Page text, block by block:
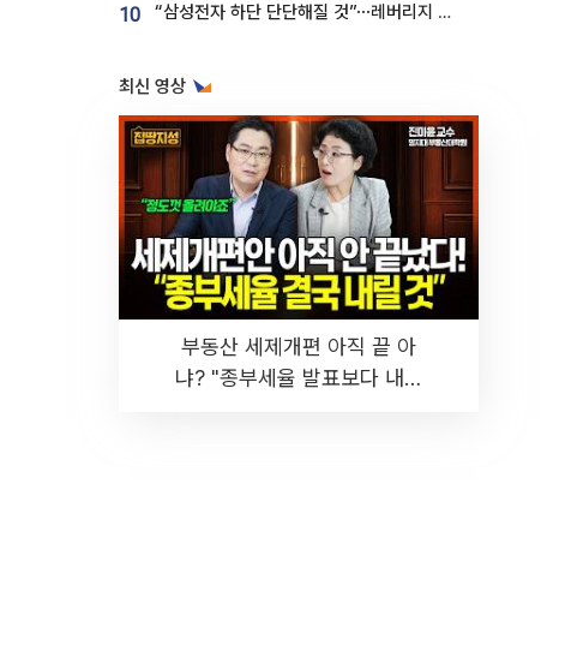
10 “삼성전자 하단 단단해질 것”⋯레버리지 규제에 쏠림 완화 [찐코노미]
최신 영상
부동산 세제개편 아직 끝 아
냐? "종부세율 발표보다 내릴